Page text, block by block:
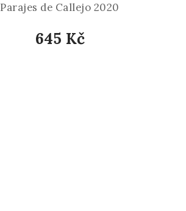
Parajes de Callejo 2020
645 Kč